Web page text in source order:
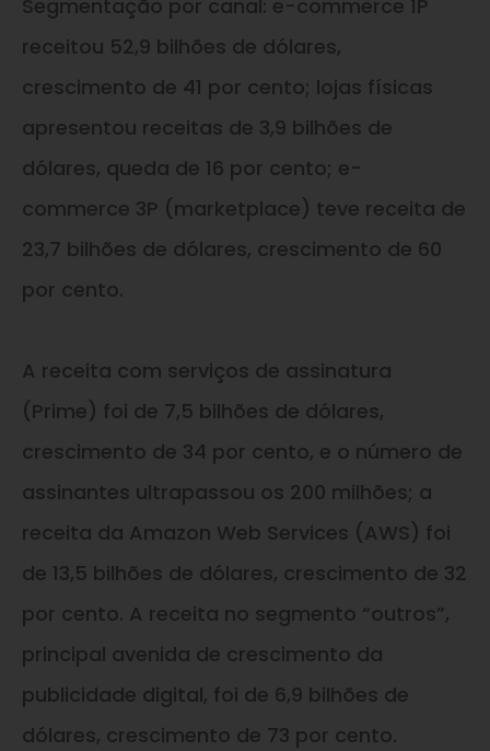
Segmentação por canal: e-commerce 1P
receitou 52,9 bilhões de dólares,
crescimento de 41 por cento; lojas físicas
apresentou receitas de 3,9 bilhões de
dólares, queda de 16 por cento; e-
commerce 3P (marketplace) teve receita de
23,7 bilhões de dólares, crescimento de 60
por cento.
A receita com serviços de assinatura
(Prime) foi de 7,5 bilhões de dólares,
crescimento de 34 por cento, e o número de
assinantes ultrapassou os 200 milhões; a
receita da Amazon Web Services (AWS) foi
de 13,5 bilhões de dólares, crescimento de 32
por cento. A receita no segmento “outros”,
principal avenida de crescimento da
publicidade digital, foi de 6,9 bilhões de
dólares, crescimento de 73 por cento.